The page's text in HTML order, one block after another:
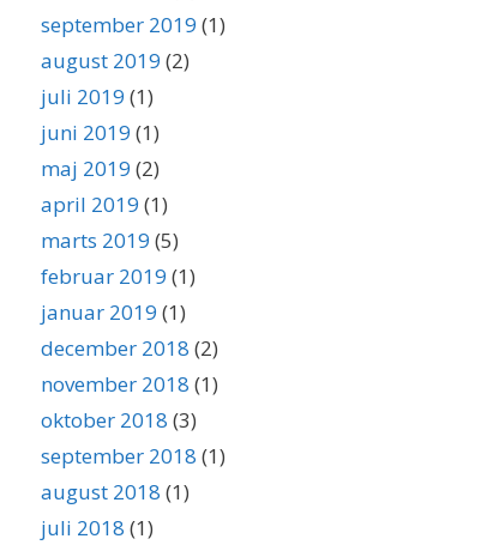
september 2019 (1)
august 2019 (2)
juli 2019 (1)
juni 2019 (1)
maj 2019 (2)
april 2019 (1)
marts 2019 (5)
februar 2019 (1)
januar 2019 (1)
december 2018 (2)
november 2018 (1)
oktober 2018 (3)
september 2018 (1)
august 2018 (1)
juli 2018 (1)